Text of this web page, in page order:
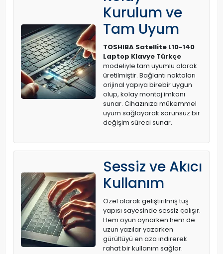
Kurulum ve
Tam Uyum
TOSHIBA Satellite L10-140
Laptop Klavye Türkçe
modeliyle tam uyumlu olarak
üretilmiştir. Bağlantı noktaları
orijinal yapıya birebir uygun
olup, kolay montaj imkanı
sunar. Cihazınıza mükemmel
uyum sağlayarak sorunsuz bir
değişim süreci sunar.
Sessiz ve Akıcı
Kullanım
Özel olarak geliştirilmiş tuş
yapısı sayesinde sessiz çalışır.
Hem oyun oynarken hem de
uzun yazılar yazarken
gürültüyü en aza indirerek
rahat bir kullanım sağlar.